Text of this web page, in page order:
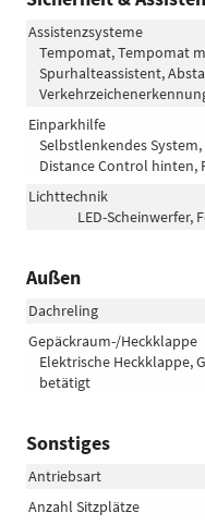
Assistenzsysteme
Tempomat, Tempomat
Spurhalteassistent,
Einparkhilfe
Selbstlenkendes
Distance Control hinten,
Lichttechnik
LED-Scheinwerfer,
Außen
Dachreling
Gepäckraum-/Heckklappe
Elektrische Heckklappe,
betätigt
Sonstiges
Antriebsart
Anzahl Sitzplätze